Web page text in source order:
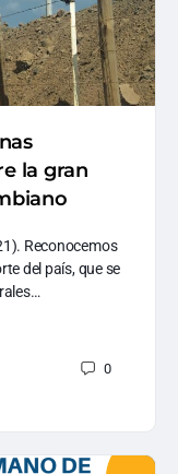
la gran
Reconocemos
del país, que se
0